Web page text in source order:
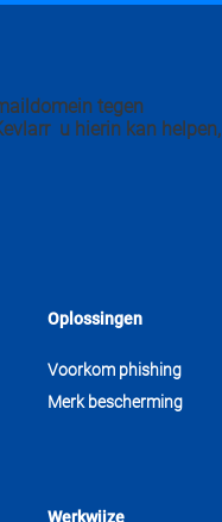
tegen
u hierin kan helpen,
Oplossingen
Voorkom phishing
Merk bescherming
Werkwijze